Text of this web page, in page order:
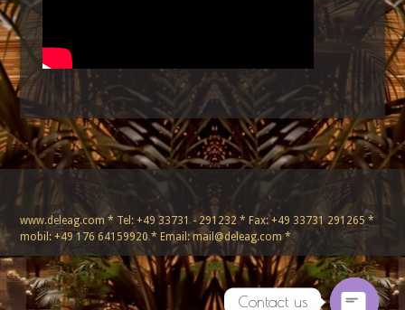
www.deleag.com * Tel: +49 33731 - 291232 * Fax: +49 33731 291265 *
mobil: +49 176 64159920 * Email: mail@deleag.com *
Contact us